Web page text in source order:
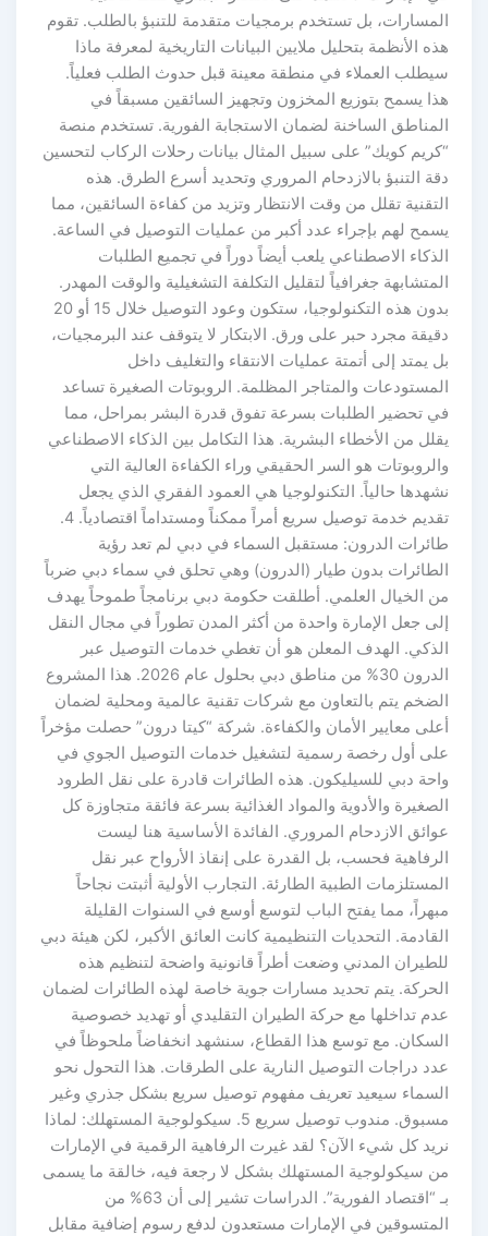
المسارات، بل تستخدم برمجيات متقدمة للتنبؤ بالطلب. تقوم
هذه الأنظمة بتحليل ملايين البيانات التاريخية لمعرفة ماذا
سيطلب العملاء في منطقة معينة قبل حدوث الطلب فعلياً.
هذا يسمح بتوزيع المخزون وتجهيز السائقين مسبقاً في
المناطق الساخنة لضمان الاستجابة الفورية. تستخدم منصة
“كريم كويك” على سبيل المثال بيانات رحلات الركاب لتحسين
دقة التنبؤ بالازدحام المروري وتحديد أسرع الطرق. هذه
التقنية تقلل من وقت الانتظار وتزيد من كفاءة السائقين، مما
يسمح لهم بإجراء عدد أكبر من عمليات التوصيل في الساعة.
الذكاء الاصطناعي يلعب أيضاً دوراً في تجميع الطلبات
المتشابهة جغرافياً لتقليل التكلفة التشغيلية والوقت المهدر.
بدون هذه التكنولوجيا، ستكون وعود التوصيل خلال 15 أو 20
دقيقة مجرد حبر على ورق. الابتكار لا يتوقف عند البرمجيات،
بل يمتد إلى أتمتة عمليات الانتقاء والتغليف داخل
المستودعات والمتاجر المظلمة. الروبوتات الصغيرة تساعد
في تحضير الطلبات بسرعة تفوق قدرة البشر بمراحل، مما
يقلل من الأخطاء البشرية. هذا التكامل بين الذكاء الاصطناعي
والروبوتات هو السر الحقيقي وراء الكفاءة العالية التي
نشهدها حالياً. التكنولوجيا هي العمود الفقري الذي يجعل
تقديم خدمة توصيل سريع أمراً ممكناً ومستداماً اقتصادياً. 4.
طائرات الدرون: مستقبل السماء في دبي لم تعد رؤية
الطائرات بدون طيار (الدرون) وهي تحلق في سماء دبي ضرباً
من الخيال العلمي. أطلقت حكومة دبي برنامجاً طموحاً يهدف
إلى جعل الإمارة واحدة من أكثر المدن تطوراً في مجال النقل
الذكي. الهدف المعلن هو أن تغطي خدمات التوصيل عبر
الدرون 30% من مناطق دبي بحلول عام 2026. هذا المشروع
الضخم يتم بالتعاون مع شركات تقنية عالمية ومحلية لضمان
أعلى معايير الأمان والكفاءة. شركة “كيتا درون” حصلت مؤخراً
على أول رخصة رسمية لتشغيل خدمات التوصيل الجوي في
واحة دبي للسيليكون. هذه الطائرات قادرة على نقل الطرود
الصغيرة والأدوية والمواد الغذائية بسرعة فائقة متجاوزة كل
عوائق الازدحام المروري. الفائدة الأساسية هنا ليست
الرفاهية فحسب، بل القدرة على إنقاذ الأرواح عبر نقل
المستلزمات الطبية الطارئة. التجارب الأولية أثبتت نجاحاً
مبهراً، مما يفتح الباب لتوسع أوسع في السنوات القليلة
القادمة. التحديات التنظيمية كانت العائق الأكبر، لكن هيئة دبي
للطيران المدني وضعت أطراً قانونية واضحة لتنظيم هذه
الحركة. يتم تحديد مسارات جوية خاصة لهذه الطائرات لضمان
عدم تداخلها مع حركة الطيران التقليدي أو تهديد خصوصية
السكان. مع توسع هذا القطاع، سنشهد انخفاضاً ملحوظاً في
عدد دراجات التوصيل النارية على الطرقات. هذا التحول نحو
السماء سيعيد تعريف مفهوم توصيل سريع بشكل جذري وغير
مسبوق. مندوب توصيل سريع 5. سيكولوجية المستهلك: لماذا
نريد كل شيء الآن؟ لقد غيرت الرفاهية الرقمية في الإمارات
من سيكولوجية المستهلك بشكل لا رجعة فيه، خالقة ما يسمى
بـ “اقتصاد الفورية”. الدراسات تشير إلى أن 63% من
المتسوقين في الإمارات مستعدون لدفع رسوم إضافية مقابل